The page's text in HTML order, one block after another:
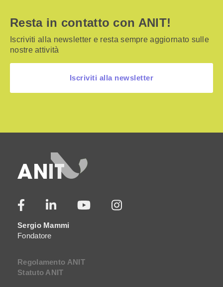
Resta in contatto con ANIT!
Iscriviti alla newsletter e resta sempre aggiornato sulle
nostre attività
Iscriviti alla newsletter
Sergio Mammi
Fondatore
Regolamento ANIT
Statuto ANIT